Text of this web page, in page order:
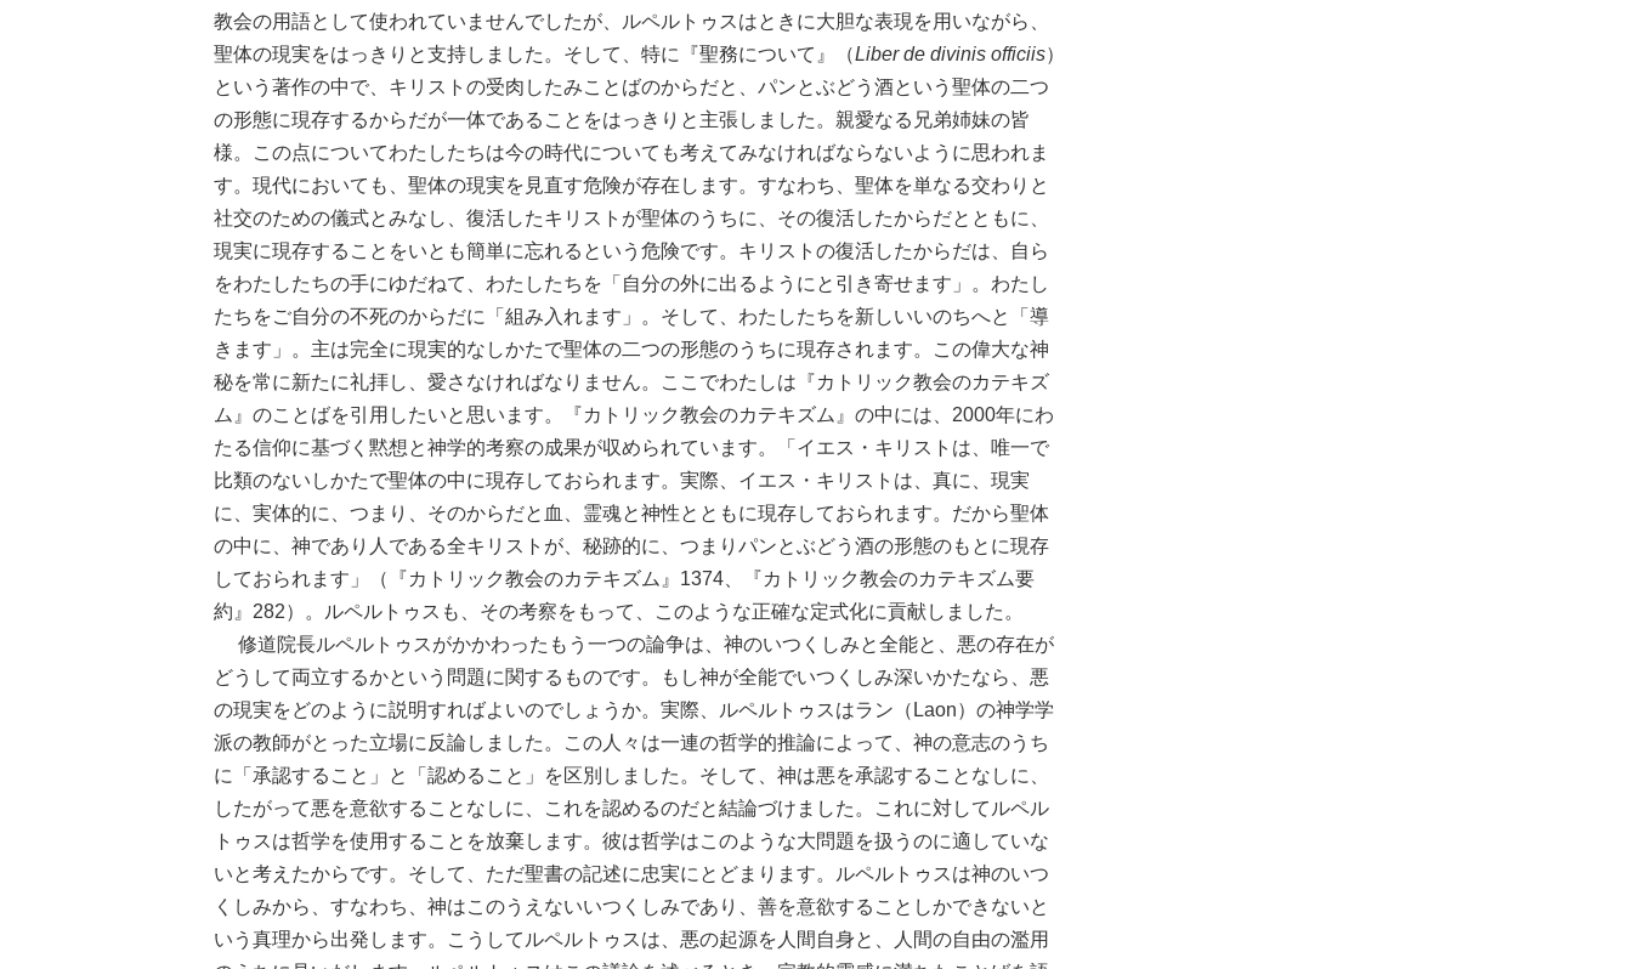
教会の用語として使われていませんでしたが、ルペルトゥスはときに大胆な表現を用いながら、
聖体の現実をはっきりと支持しました。そして、特に『聖務について』（Liber de divinis officiis）
という著作の中で、キリストの受肉したみことばのからだと、パンとぶどう酒という聖体の二つ
の形態に現存するからだが一体であることをはっきりと主張しました。親愛なる兄弟姉妹の皆
様。この点についてわたしたちは今の時代についても考えてみなければならないように思われま
す。現代においても、聖体の現実を見直す危険が存在します。すなわち、聖体を単なる交わりと
社交のための儀式とみなし、復活したキリストが聖体のうちに、その復活したからだとともに、
現実に現存することをいとも簡単に忘れるという危険です。キリストの復活したからだは、自ら
をわたしたちの手にゆだねて、わたしたちを「自分の外に出るようにと引き寄せます」。わたし
たちをご自分の不死のからだに「組み入れます」。そして、わたしたちを新しいいのちへと「導
きます」。主は完全に現実的なしかたで聖体の二つの形態のうちに現存されます。この偉大な神
秘を常に新たに礼拝し、愛さなければなりません。ここでわたしは『カトリック教会のカテキズ
ム』のことばを引用したいと思います。『カトリック教会のカテキズム』の中には、2000年にわ
たる信仰に基づく黙想と神学的考察の成果が収められています。「イエス・キリストは、唯一で
比類のないしかたで聖体の中に現存しておられます。実際、イエス・キリストは、真に、現実
に、実体的に、つまり、そのからだと血、霊魂と神性とともに現存しておられます。だから聖体
の中に、神であり人である全キリストが、秘跡的に、つまりパンとぶどう酒の形態のもとに現存
しておられます」（『カトリック教会のカテキズム』1374、『カトリック教会のカテキズム要
約』282）。ルペルトゥスも、その考察をもって、このような正確な定式化に貢献しました。
修道院長ルペルトゥスがかかわったもう一つの論争は、神のいつくしみと全能と、悪の存在が
どうして両立するかという問題に関するものです。もし神が全能でいつくしみ深いかたなら、悪
の現実をどのように説明すればよいのでしょうか。実際、ルペルトゥスはラン（Laon）の神学学
派の教師がとった立場に反論しました。この人々は一連の哲学的推論によって、神の意志のうち
に「承認すること」と「認めること」を区別しました。そして、神は悪を承認することなしに、
したがって悪を意欲することなしに、これを認めるのだと結論づけました。これに対してルペル
トゥスは哲学を使用することを放棄します。彼は哲学はこのような大問題を扱うのに適していな
いと考えたからです。そして、ただ聖書の記述に忠実にとどまります。ルペルトゥスは神のいつ
くしみから、すなわち、神はこのうえないいつくしみであり、善を意欲することしかできないと
いう真理から出発します。こうしてルペルトゥスは、悪の起源を人間自身と、人間の自由の濫用